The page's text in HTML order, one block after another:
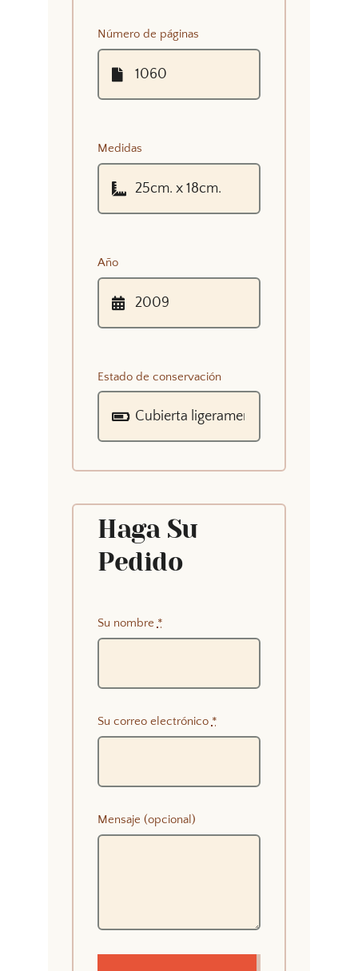
Número de páginas
Medidas
Año
Estado de conservación
Haga Su
Pedido
Su nombre *
Su correo electrónico *
Mensaje (opcional)